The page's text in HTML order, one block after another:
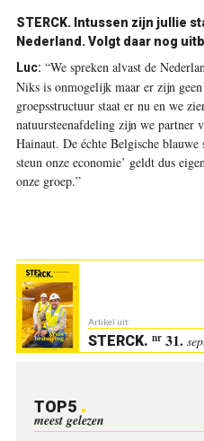
STERCK. Intussen zijn jullie
Nederland. Volgt daar nog
Luc: “We spreken alvast de
Niks is onmogelijk maar er zijn
groepsstructuur staat er nu en we
natuursteenafdeling zijn we partner
Hainaut. De échte Belgische
steun onze economie’ geldt dus
onze groep.”
Artikel uit:
STERCK. nr31.
TOP5
meest gelezen